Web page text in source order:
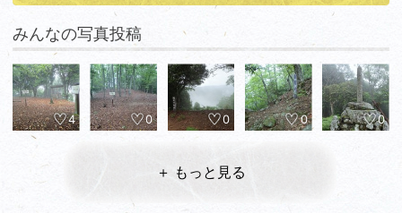
みんなの写真投稿
4 0 0 0 0
＋ もっと見る